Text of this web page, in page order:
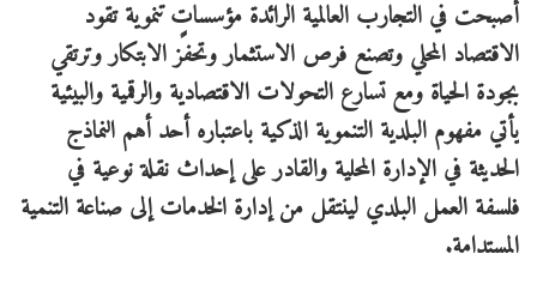
أصبحت في التجارب العالمية الرائدة مؤسساتٍ تنموية تقود
الاقتصاد المحلي وتصنع فرص الاستثمار وتحفز الابتكار وترتقي
بجودة الحياة ومع تسارع التحولات الاقتصادية والرقمية والبيئية
يأتي مفهوم البلدية التنموية الذكية باعتباره أحد أهم النماذج
الحديثة في الإدارة المحلية والقادر على إحداث نقلة نوعية في
فلسفة العمل البلدي لينتقل من إدارة الخدمات إلى صناعة التنمية
المستدامة.